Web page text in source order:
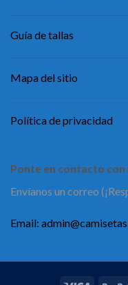
Guía de tallas
Mapa del sitio
Política de privacidad
Ponte en contacto
Envíanos un correo
Email: